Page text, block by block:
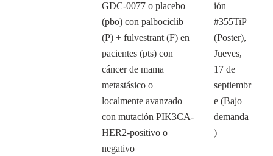
GDC-0077 o placebo
(pbo) con palbociclib
(P) + fulvestrant (F) en
pacientes (pts) con
cáncer de mama
metastásico o
localmente avanzado
con mutación PIK3CA-
HER2-positivo o
negativo
ión
#355TiP
(Poster),
Jueves,
17 de
septiembr
e (Bajo
demanda
)